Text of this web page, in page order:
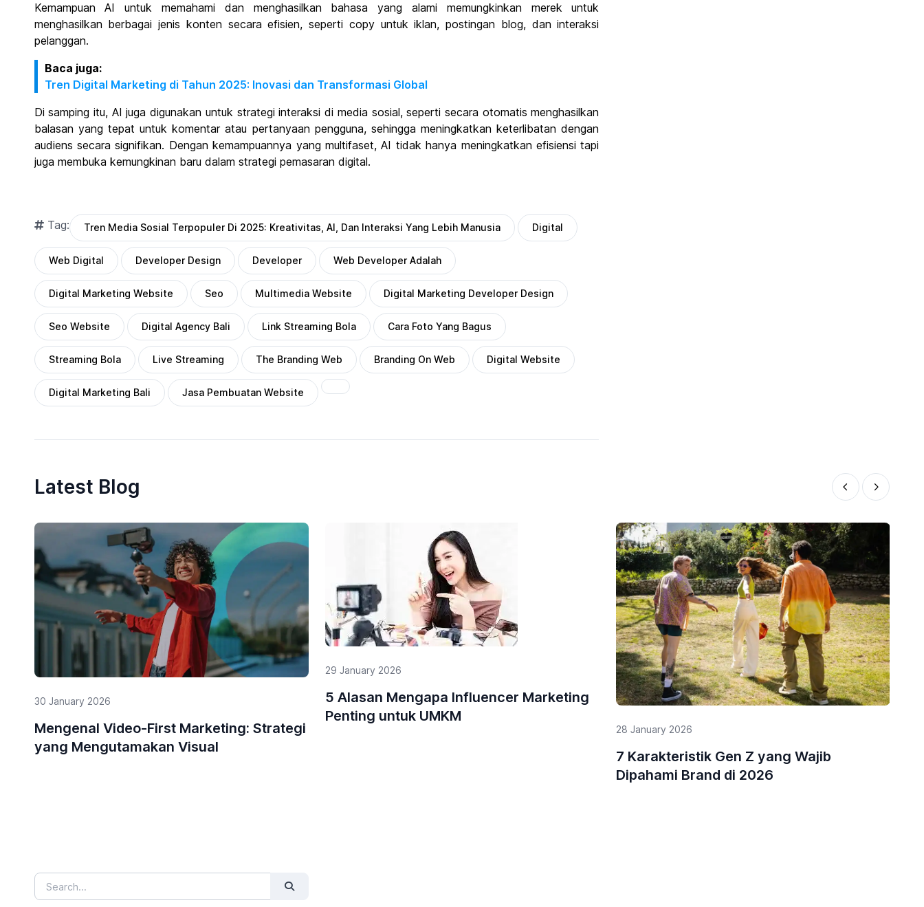
Kemampuan AI untuk memahami dan menghasilkan bahasa yang alami memungkinkan merek untuk
menghasilkan berbagai jenis konten secara efisien, seperti copy untuk iklan, postingan blog, dan interaksi
pelanggan.
Baca juga:
Tren Digital Marketing di Tahun 2025: Inovasi dan Transformasi Global
Di samping itu, AI juga digunakan untuk strategi interaksi di media sosial, seperti secara otomatis menghasilkan
balasan yang tepat untuk komentar atau pertanyaan pengguna, sehingga meningkatkan keterlibatan dengan
audiens secara signifikan. Dengan kemampuannya yang multifaset, AI tidak hanya meningkatkan efisiensi tapi
juga membuka kemungkinan baru dalam strategi pemasaran digital.
Tag: Tren Media Sosial Terpopuler Di 2025: Kreativitas, AI, Dan Interaksi Yang Lebih Manusia Digital
Web Digital Developer Design Developer Web Developer Adalah
Digital Marketing Website Seo Multimedia Website Digital Marketing Developer Design
Seo Website Digital Agency Bali Link Streaming Bola Cara Foto Yang Bagus
Streaming Bola Live Streaming The Branding Web Branding On Web Digital Website
Digital Marketing Bali Jasa Pembuatan Website
Latest Blog
30 January 2026
Mengenal Video-First Marketing: Strategi
yang Mengutamakan Visual
29 January 2026
5 Alasan Mengapa Influencer Marketing
Penting untuk UMKM
28 January 2026
7 Karakteristik Gen Z yang Wajib
Dipahami Brand di 2026